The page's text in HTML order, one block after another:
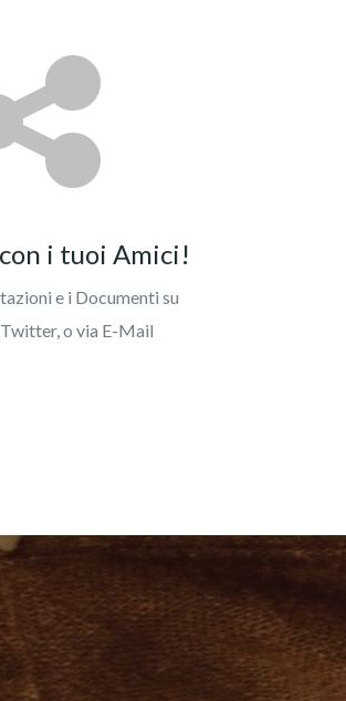
i tuoi Amici!
e i Documenti su
o via E-Mail